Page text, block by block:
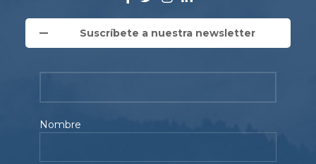
Suscríbete a nuestra newsletter
Nombre